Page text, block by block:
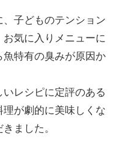
ル
メ】
選！
サ
ダ、
タコ
子どものテンション
気に入りメニューに
特有の臭みが原因か
レシピに定評のある
が劇的に美味しくな
ました。